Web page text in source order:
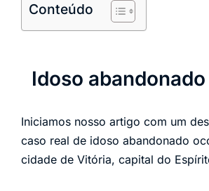
Conteúdo
Idoso abandonado
Iniciamos nosso artigo com um
caso real de idoso abandonado
cidade de Vitória, capital do